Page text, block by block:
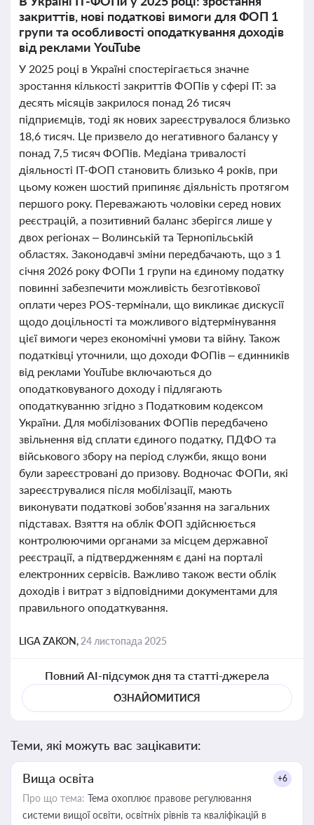
закриттів, нові податкові вимоги для ФОП 1
групи та особливості оподаткування доходів
від реклами YouTube
У 2025 році в Україні спостерігається значне
зростання кількості закриттів ФОПів у сфері IT: за
десять місяців закрилося понад 26 тисяч
підприємців, тоді як нових зареєструвалося близько
18,6 тисяч. Це призвело до негативного балансу у
понад 7,5 тисяч ФОПів. Медіана тривалості
діяльності ІТ-ФОП становить близько 4 років, при
цьому кожен шостий припиняє діяльність протягом
першого року. Переважають чоловіки серед нових
реєстрацій, а позитивний баланс зберігся лише у
двох регіонах – Волинській та Тернопільській
областях. Законодавчі зміни передбачають, що з 1
січня 2026 року ФОПи 1 групи на єдиному податку
повинні забезпечити можливість безготівкової
оплати через POS-термінали, що викликає дискусії
щодо доцільності та можливого відтермінування
цієї вимоги через економічні умови та війну. Також
податківці уточнили, що доходи ФОПів – єдинників
від реклами YouTube включаються до
оподатковуваного доходу і підлягають
оподаткуванню згідно з Податковим кодексом
України. Для мобілізованих ФОПів передбачено
звільнення від сплати єдиного податку, ПДФО та
військового збору на період служби, якщо вони
були зареєстровані до призову. Водночас ФОПи, які
зареєструвалися після мобілізації, мають
виконувати податкові зобов’язання на загальних
підставах. Взяття на облік ФОП здійснюється
контролюючими органами за місцем державної
реєстрації, а підтвердженням є дані на порталі
електронних сервісів. Важливо також вести облік
доходів і витрат з відповідними документами для
правильного оподаткування.
LIGA ZAKON, 24 листопада 2025
Повний AI-підсумок дня та статті-джерела
ОЗНАЙОМИТИСЯ
Теми, які можуть вас зацікавити:
Вища освіта +6
Про що тема: Тема охоплює правове регулювання
системи вищої освіти, освітніх рівнів та кваліфікацій в